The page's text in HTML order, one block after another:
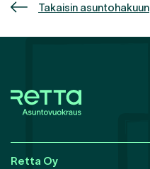
Takaisin asuntohakuun
Retta Oy